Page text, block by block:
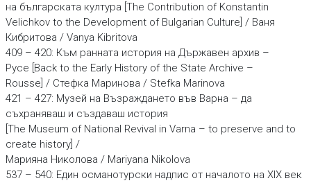
на българската култура [The Contribution of Konstantin
Velichkov to the Development of Bulgarian Culture] / Ваня
Кибритова / Vanya Kibritova
409 – 420: Към ранната история на Държавен архив –
Русе [Back to the Early History of the State Archive –
Rousse] / Стефка Маринова / Stefka Marinova
421 – 427: Музей на Възраждането във Варна – да
съхраняваш и създаваш история
[The Museum of National Revival in Varna – to preserve and to
create history] /
Марияна Николова / Mariyana Nikolova
537 – 540: Eдин османотурски надпис от началото на XIX век